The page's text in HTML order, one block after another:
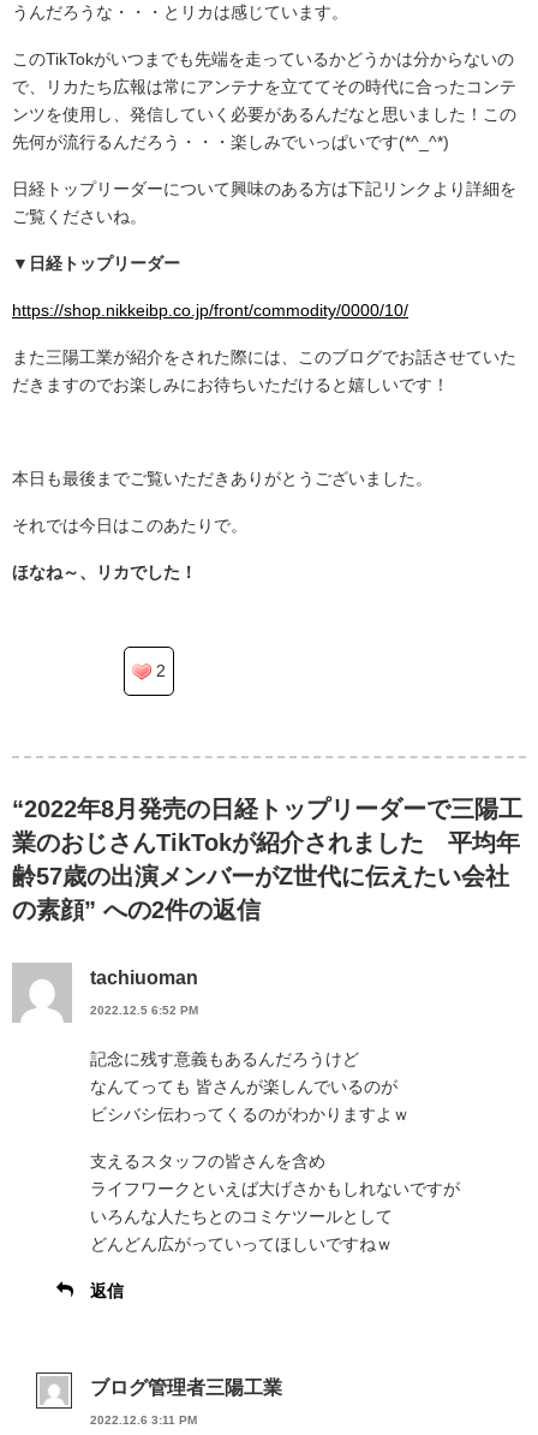
うんだろうな・・・とリカは感じています。
このTikTokがいつまでも先端を走っているかどうかは分からないの
で、リカたち広報は常にアンテナを立ててその時代に合ったコンテ
ンツを使用し、発信していく必要があるんだなと思いました！この
先何が流行るんだろう・・・楽しみでいっぱいです(*^_^*)
日経トップリーダーについて興味のある方は下記リンクより詳細を
ご覧くださいね。
▼日経トップリーダー
https://shop.nikkeibp.co.jp/front/commodity/0000/10/
また三陽工業が紹介をされた際には、このブログでお話させていた
だきますのでお楽しみにお待ちいただけると嬉しいです！
本日も最後までご覧いただきありがとうございました。
それでは今日はこのあたりで。
ほなね～、リカでした！
2
“2022年8月発売の日経トップリーダーで三陽工
業のおじさんTikTokが紹介されました 平均年
齢57歳の出演メンバーがZ世代に伝えたい会社
の素顔” への2件の返信
tachiuoman
2022.12.5 6:52 PM
記念に残す意義もあるんだろうけど
なんてっても 皆さんが楽しんでいるのが
ビシバシ伝わってくるのがわかりますよｗ
支えるスタッフの皆さんを含め
ライフワークといえば大げさかもしれないですが
いろんな人たちとのコミケツールとして
どんどん広がっていってほしいですねｗ
返信
ブログ管理者三陽工業
2022.12.6 3:11 PM